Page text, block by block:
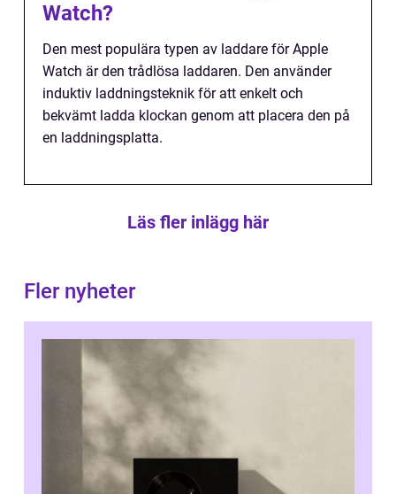
Watch?
Den mest populära typen av laddare för Apple
Watch är den trådlösa laddaren. Den använder
induktiv laddningsteknik för att enkelt och
bekvämt ladda klockan genom att placera den på
en laddningsplatta.
Läs fler inlägg här
Fler nyheter